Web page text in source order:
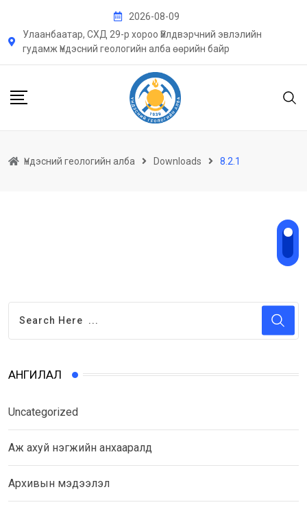
content
2026-08-09
Улаанбаатар, СХД 29-р хороо Үйлдвэрчний эвлэлийн
гудамж Үндэсний геологийн алба өөрийн байр
Үндэсний геологийн алба Downloads 8.2.1
АНГИЛАЛ
Uncategorized
Аж ахуй нэгжийн анхааралд
Архивын мэдээлэл